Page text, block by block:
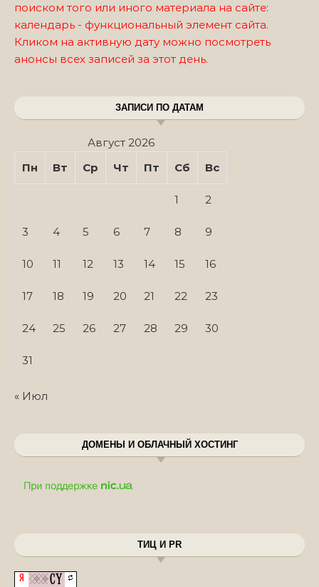
поиском того или иного материала на сайте:
календарь - функциональный элемент сайта.
Кликом на активную дату можно посмотреть
анонсы всех записей за этот день.
ЗАПИСИ ПО ДАТАМ
Август 2026
Пн
Вт Ср Чт Пт Сб Вс
1 2
3 4 5 6 7 8 9
10 11 12 13 14 15 16
17 18 19 20 21 22 23
24 25 26 27 28 29 30
31
« Июл
ДОМЕНЫ И ОБЛАЧНЫЙ ХОСТИНГ
ТИЦ И PR